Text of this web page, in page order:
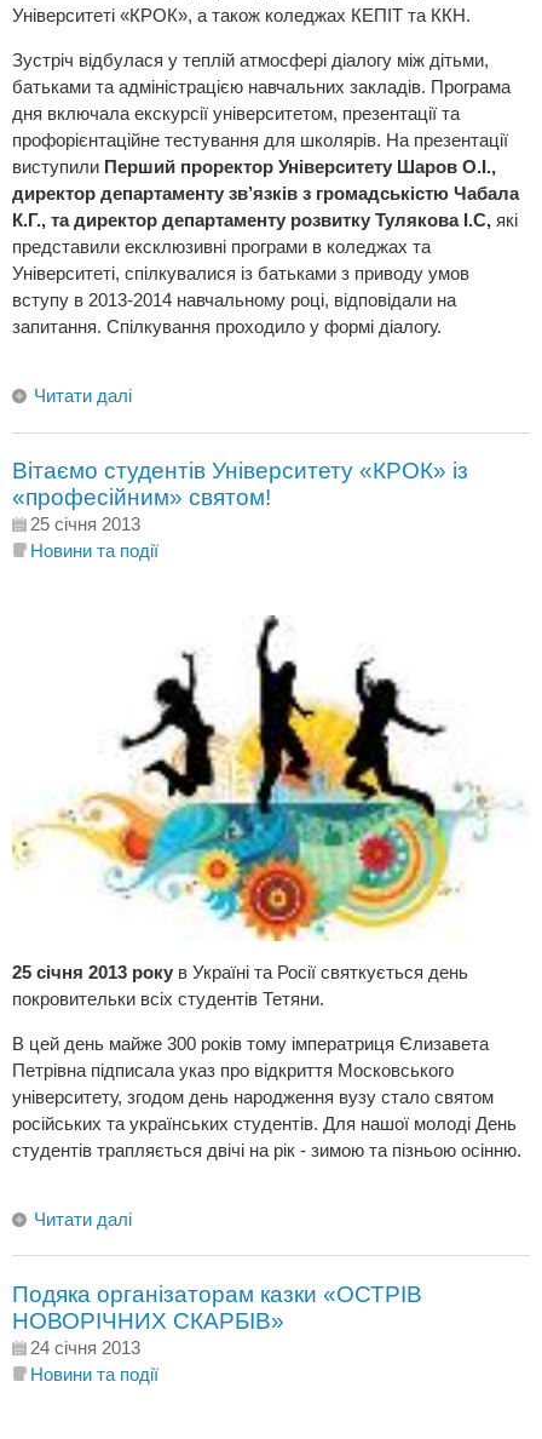
Університеті «КРОК», а також коледжах КЕПІТ та ККН.
Зустріч відбулася у теплій атмосфері діалогу між дітьми,
батьками та адміністрацією навчальних закладів. Програма
дня включала екскурсії університетом, презентації та
профорієнтаційне тестування для школярів. На презентації
виступили Перший проректор Університету Шаров О.І.,
директор департаменту зв’язків з громадськістю Чабала
К.Г., та директор департаменту розвитку Тулякова І.С, які
представили ексклюзивні програми в коледжах та
Університеті, спілкувалися із батьками з приводу умов
вступу в 2013-2014 навчальному році, відповідали на
запитання. Спілкування проходило у формі діалогу.
Читати далі
Вітаємо студентів Університету «КРОК» із
«професійним» святом!
25 січня 2013
Новини та події
25 січня 2013 року в Україні та Росії святкується день
покровительки всіх студентів Тетяни.
В цей день майже 300 років тому імператриця Єлизавета
Петрівна підписала указ про відкриття Московського
університету, згодом день народження вузу стало святом
російських та українських студентів. Для нашої молоді День
студентів трапляється двічі на рік - зимою та пізньою осінню.
Читати далі
Подяка організаторам казки «ОСТРІВ
НОВОРІЧНИХ СКАРБІВ»
24 січня 2013
Новини та події